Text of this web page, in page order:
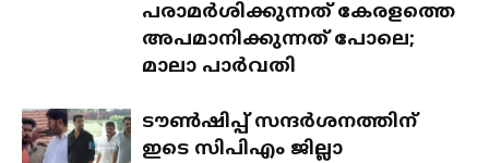
പരാമർശിക്കുന്നത് കേരളത്തെ
അപമാനിക്കുന്നത് പോലെ;
മാലാ പാർവതി
ടൗൺഷിപ്പ് സന്ദർശനത്തിന്
ഇടെ സിപിഎം ജില്ലാ